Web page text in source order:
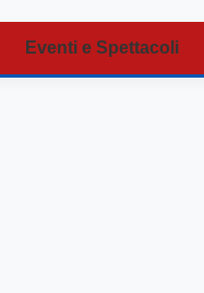
Eventi e Spettacoli